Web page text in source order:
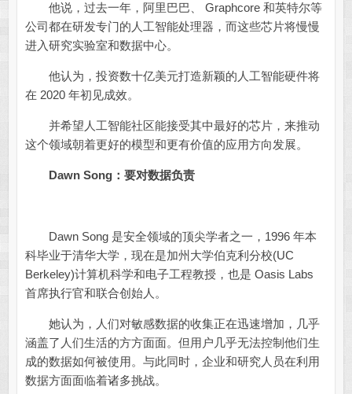
他说，过去一年，阿里巴巴、 Graphcore 和英特尔等
公司都在研发专门的人工智能处理器，而这些芯片将慢慢
进入研究实验室和数据中心。
他认为，投资数十亿美元打造新颖的人工智能硬件将
在 2020 年初见成效。
并希望人工智能社区能接受其中最好的芯片，来推动
这个领域朝着更好的模型和更有价值的应用方向发展。
Dawn Song：要对数据负责
Dawn Song 是安全领域的顶尖学者之一，1996 年本
科毕业于清华大学，现在是加州大学伯克利分校(UC
Berkeley)计算机科学和电子工程教授，也是 Oasis Labs
首席执行官和联合创始人。
她认为，人们对敏感数据的收集正在迅速增加，几乎
涵盖了人们生活的方方面面。但用户几乎无法控制他们生
成的数据如何被使用。与此同时，企业和研究人员在利用
数据方面面临着诸多挑战。